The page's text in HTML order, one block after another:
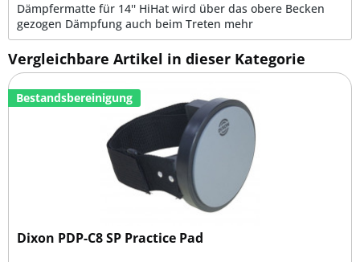
Dämpfermatte für 14'' HiHat wird über das obere Becken
gezogen Dämpfung auch beim Treten mehr
Vergleichbare Artikel in dieser Kategorie
Bestandsbereinigung
Dixon PDP-C8 SP Practice Pad